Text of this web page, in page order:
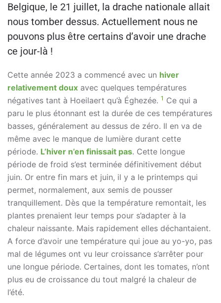
Belgique, le 21 juillet, la drache nationale allait
nous tomber dessus. Actuellement nous ne
pouvons plus être certains d’avoir une drache
ce jour-là !
Cette année 2023 a commencé avec un hiver
relativement doux avec quelques températures
négatives tant à Hoeilaert qu’à Éghezée. 1 Ce qui a
paru le plus étonnant est la durée de ces températures
basses, généralement au dessus de zéro. Il en va de
même avec le manque de lumière durant cette
période. L’hiver n’en finissait pas. Cette longue
période de froid s’est terminée définitivement début
juin. Or entre fin mars et juin, il y a le printemps qui
permet, normalement, aux semis de pousser
tranquillement. Dès que la température remontait, les
plantes prenaient leur temps pour s’adapter à la
chaleur naissante. Mais rapidement elles déchantaient.
A force d’avoir une température qui joue au yo-yo, pas
mal de légumes ont vu leur croissance s’arrêter pour
une longue période. Certaines, dont les tomates, n’ont
plus eu de croissance du tout malgré la chaleur de
l’été.